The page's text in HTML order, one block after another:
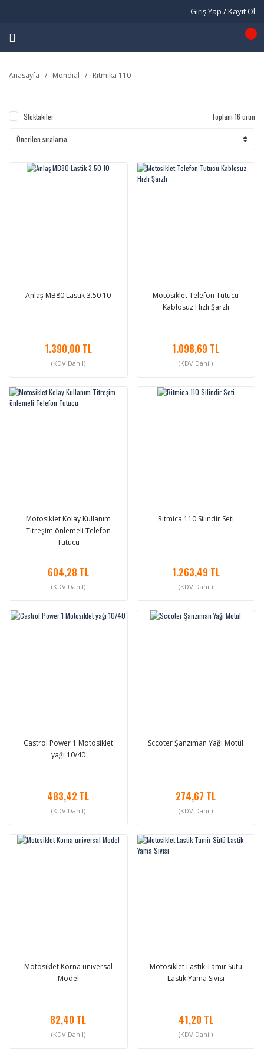
Giriş Yap / Kayıt Ol
Anasayfa Mondial Ritmika 110
Stoktakiler Toplam 16 ürün
Anlaş MB80 Lastik 3.50 10
1.390,00 TL
(KDV Dahil)
Motosiklet Telefon Tutucu
Kablosuz Hızlı Şarzlı
1.098,69 TL
(KDV Dahil)
Motosiklet Kolay Kullanım
Titreşim önlemeli Telefon
Tutucu
604,28 TL
(KDV Dahil)
Ritmica 110 Silindir Seti
1.263,49 TL
(KDV Dahil)
Castrol Power 1 Motosiklet
yağı 10/40
483,42 TL
(KDV Dahil)
Sccoter Şanzıman Yağı Motül
274,67 TL
(KDV Dahil)
Motosiklet Korna universal
Model
82,40 TL
(KDV Dahil)
Motosiklet Lastik Tamir Sütü
Lastik Yama Sıvısı
41,20 TL
(KDV Dahil)